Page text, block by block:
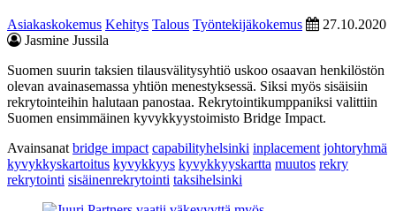
Asiakaskokemus Kehitys Talous Työntekijäkokemus
27.10.2020
Jasmine Jussila
Suomen suurin taksien tilausvälitysyhtiö uskoo osaavan henkilöstön
olevan avainasemassa yhtiön menestyksessä. Siksi myös sisäisiin
rekrytointeihin halutaan panostaa. Rekrytointikumppaniksi valittiin
Suomen ensimmäinen kyvykkyystoimisto Bridge Impact.
Avainsanat bridge impact capabilityhelsinki inplacement johtoryhmä
kyvykkyskartoitus kyvykkyys kyvykkyyskartta muutos rekry
rekrytointi sisäinenrekrytointi taksihelsinki